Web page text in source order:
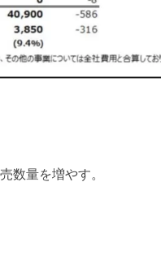
数量を増やす。